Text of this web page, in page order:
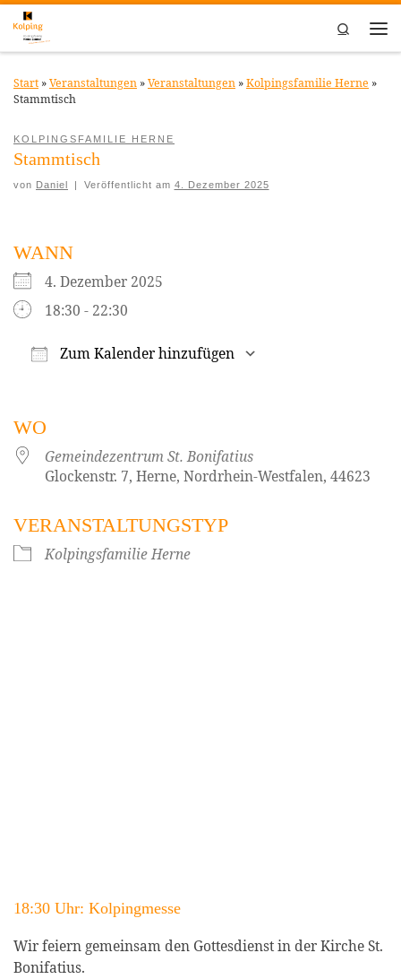
Zum Inhalt springen
Search
Start »Veranstaltungen »Veranstaltungen »Kolpingsfamilie Herne »
Stammtisch
KOLPINGSFAMILIE HERNE
Stammtisch
von Daniel Veröffentlicht am 4. Dezember 2025
WANN
4. Dezember 2025
18:30 - 22:30
Zum Kalender hinzufügen
WO
Gemeindezentrum St. Bonifatius
Glockenstr. 7, Herne, Nordrhein-Westfalen, 44623
VERANSTALTUNGSTYP
Kolpingsfamilie Herne
18:30 Uhr: Kolpingmesse
Wir feiern gemeinsam den Gottesdienst in der Kirche St.
Bonifatius.